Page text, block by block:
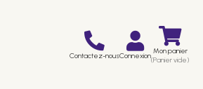
Contactez-nousConnexion Mon panier
(Panier vide)